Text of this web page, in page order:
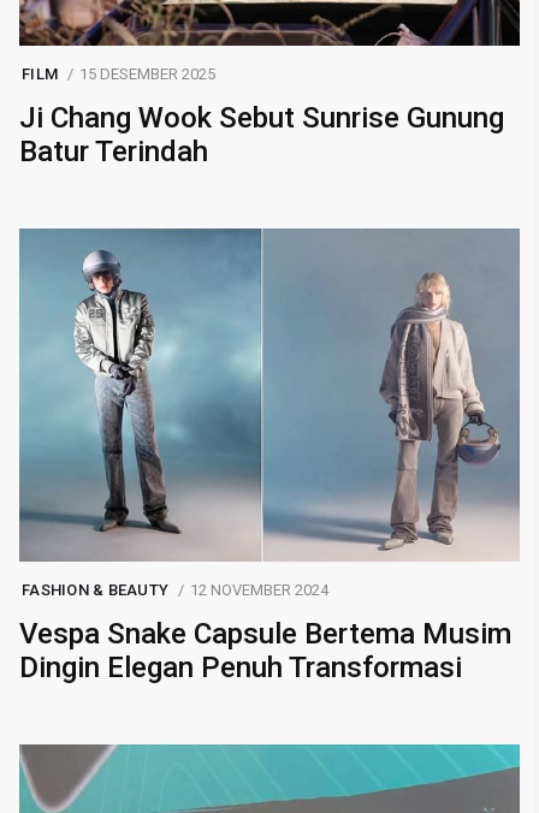
FILM 15 DESEMBER 2025
Ji Chang Wook Sebut Sunrise Gunung
Batur Terindah
FASHION & BEAUTY 12 NOVEMBER 2024
Vespa Snake Capsule Bertema Musim
Dingin Elegan Penuh Transformasi